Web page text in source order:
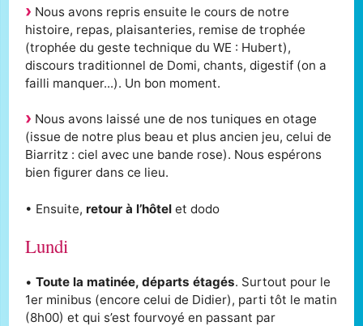
Nous avons repris ensuite le cours de notre
histoire, repas, plaisanteries, remise de trophée
(trophée du geste technique du WE : Hubert),
discours traditionnel de Domi, chants, digestif (on a
failli manquer...). Un bon moment.
Nous avons laissé une de nos tuniques en otage
(issue de notre plus beau et plus ancien jeu, celui de
Biarritz : ciel avec une bande rose). Nous espérons
bien figurer dans ce lieu.
• Ensuite, retour à l’hôtel et dodo
Lundi
•Toute la matinée, départs étagés. Surtout pour le
1er minibus (encore celui de Didier), parti tôt le matin
(8h00) et qui s’est fourvoyé en passant par